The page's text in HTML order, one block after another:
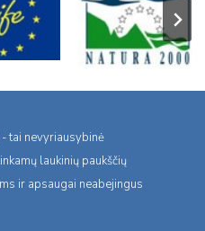
tai nevyriausybinė
laukinių paukščių
ir apsaugai neabejingus